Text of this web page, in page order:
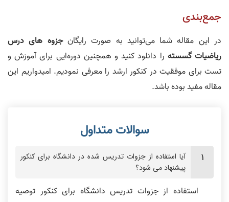
ریاضی گسسته جلسه 5 ریاضی گسسته جلسه 6
حل سوالات گسسته جلسه 2 حل سوالات گسسته ارشد کامپیوتر 99
جمع‌بندی
در این مقاله شما می‌توانید به صورت رایگان جزوه های درس
ریاضیات گسسته را دانلود کنید و همچنین دوره‌ایی برای آموزش و
تست برای موفقیت در کنکور ارشد را معرفی نمودیم. امیدواریم این
مقاله مفید بوده باشد.
آیا استفاده از جزوات تدریس شده در دانشگاه برای کنکور
پیشنهاد می‌ شود؟
استفاده از جزوات تدریس دانشگاه برای کنکور توصیه